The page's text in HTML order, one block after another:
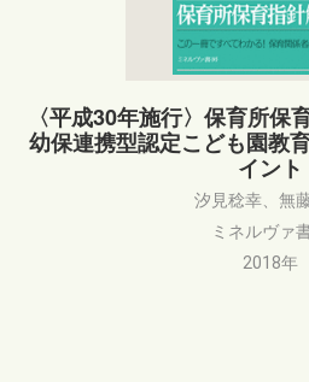
〈平成30年施行〉保育所保
幼保連携型認定こども園教
イント
汐見稔幸、無
ミネルヴァ
2018年